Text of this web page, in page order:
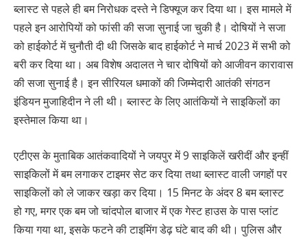
ब्लास्ट से पहले ही बम निरोधक दस्ते ने डिफ्यूज कर दिया था। इस मामले में
पहले इन आरोपियों को फांसी की सजा सुनाई जा चुकी है। दोषियों ने सजा
को हाईकोर्ट में चुनौती दी थी जिसके बाद हाईकोर्ट ने मार्च 2023 में सभी को
बरी कर दिया था। अब विशेष अदालत ने चार दोषियों को आजीवन कारावास
की सजा सुनाई है। इन सीरियल धमाकों की जिम्मेदारी आतंकी संगठन
इंडियन मुजाहिदीन ने ली थी। ब्लास्ट के लिए आतंकियों ने साइकिलों का
इस्तेमाल किया था।
एटीएस के मुताबिक आतंकवादियों ने जयपुर में 9 साइकिलें खरीदीं और इन्हीं
साइकिलों में बम लगाकर टाइमर सेट कर दिया तथा ब्लास्ट वाली जगहों पर
साइकिलों को ले जाकर खड़ा कर दिया। 15 मिनट के अंदर 8 बम ब्लास्ट
हो गए, मगर एक बम जो चांदपोल बाजार में एक गेस्ट हाउस के पास प्लांट
किया गया था, इसके फटने की टाइमिंग डेढ़ घंटे बाद की थी। पुलिस और